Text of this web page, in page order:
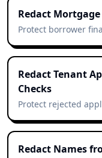
Redact
Protect borrower
Redact Tenant
Checks
Protect rejected
archiving.
Redact Names